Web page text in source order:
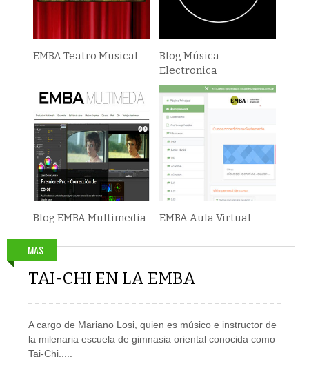
EMBA Teatro Musical
Blog Música
Electronica
Blog EMBA Multimedia EMBA Aula Virtual
MAS
TAI-CHI EN LA EMBA
A cargo de Mariano Losi, quien es músico e instructor de
la milenaria escuela de gimnasia oriental conocida como
Tai-Chi.....